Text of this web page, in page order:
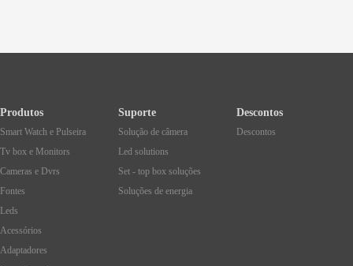
Produtos
Smart Watch e Pulseira
Tv box e Monitors
Cameras e Dvrs
Fontes
Leds
Acessórios
Adaptadores
Suporte
Solução de câmera
Led solutions
Set - top box soluções
Soluções de energia
Descontos
Descontos